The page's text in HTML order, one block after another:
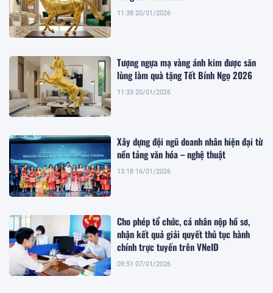
11:38 20/01/2026
Tượng ngựa mạ vàng ánh kim được săn
lùng làm quà tặng Tết Bính Ngọ 2026
11:33 20/01/2026
Xây dựng đội ngũ doanh nhân hiện đại từ
nền tảng văn hóa – nghệ thuật
13:18 16/01/2026
Cho phép tổ chức, cá nhân nộp hồ sơ,
nhận kết quả giải quyết thủ tục hành
chính trực tuyến trên VNeID
09:51 07/01/2026